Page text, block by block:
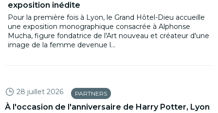
exposition inédite
Pour la première fois à Lyon, le Grand Hôtel-Dieu accueille
une exposition monographique consacrée à Alphonse
Mucha, figure fondatrice de l'Art nouveau et créateur d'une
image de la femme devenue l...
28 juillet 2026 PARTNERS
À l'occasion de l'anniversaire de Harry Potter, Lyon